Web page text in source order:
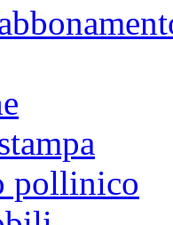
pollinico